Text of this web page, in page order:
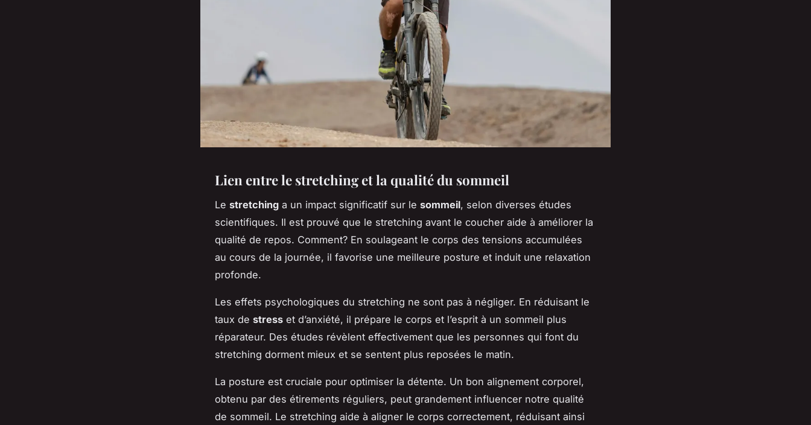
Lien entre le stretching et la qualité du sommeil
Le stretching a un impact significatif sur le sommeil, selon diverses études
scientifiques. Il est prouvé que le stretching avant le coucher aide à améliorer la
qualité de repos. Comment? En soulageant le corps des tensions accumulées
au cours de la journée, il favorise une meilleure posture et induit une relaxation
profonde.
Les effets psychologiques du stretching ne sont pas à négliger. En réduisant le
taux de stress et d’anxiété, il prépare le corps et l’esprit à un sommeil plus
réparateur. Des études révèlent effectivement que les personnes qui font du
stretching dorment mieux et se sentent plus reposées le matin.
La posture est cruciale pour optimiser la détente. Un bon alignement corporel,
obtenu par des étirements réguliers, peut grandement influencer notre qualité
de sommeil. Le stretching aide à aligner le corps correctement, réduisant ainsi